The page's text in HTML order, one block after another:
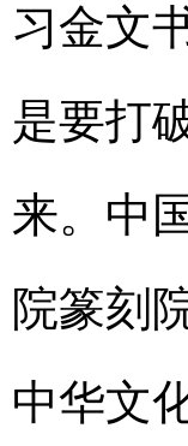
习金文
是要打
来。中
院篆刻
中华文